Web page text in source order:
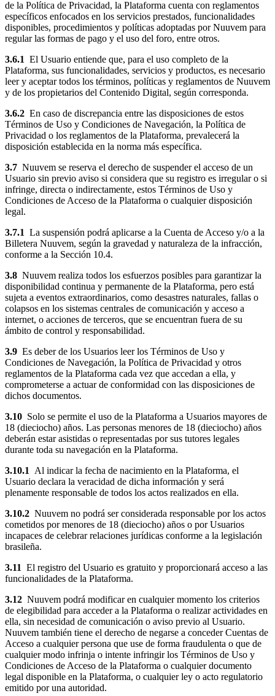
de la Política de Privacidad, la Plataforma cuenta con reglamentos
específicos enfocados en los servicios prestados, funcionalidades
disponibles, procedimientos y políticas adoptadas por Nuuvem para
regular las formas de pago y el uso del foro, entre otros.
3.6.1 El Usuario entiende que, para el uso completo de la
Plataforma, sus funcionalidades, servicios y productos, es necesario
leer y aceptar todos los términos, políticas y reglamentos de Nuuvem
y de los propietarios del Contenido Digital, según corresponda.
3.6.2 En caso de discrepancia entre las disposiciones de estos
Términos de Uso y Condiciones de Navegación, la Política de
Privacidad o los reglamentos de la Plataforma, prevalecerá la
disposición establecida en la norma más específica.
3.7 Nuuvem se reserva el derecho de suspender el acceso de un
Usuario sin previo aviso si considera que su registro es irregular o si
infringe, directa o indirectamente, estos Términos de Uso y
Condiciones de Acceso de la Plataforma o cualquier disposición
legal.
3.7.1 La suspensión podrá aplicarse a la Cuenta de Acceso y/o a la
Billetera Nuuvem, según la gravedad y naturaleza de la infracción,
conforme a la Sección 10.4.
3.8 Nuuvem realiza todos los esfuerzos posibles para garantizar la
disponibilidad continua y permanente de la Plataforma, pero está
sujeta a eventos extraordinarios, como desastres naturales, fallas o
colapsos en los sistemas centrales de comunicación y acceso a
internet, o acciones de terceros, que se encuentran fuera de su
ámbito de control y responsabilidad.
3.9 Es deber de los Usuarios leer los Términos de Uso y
Condiciones de Navegación, la Política de Privacidad y otros
reglamentos de la Plataforma cada vez que accedan a ella, y
comprometerse a actuar de conformidad con las disposiciones de
dichos documentos.
3.10 Solo se permite el uso de la Plataforma a Usuarios mayores de
18 (dieciocho) años. Las personas menores de 18 (dieciocho) años
deberán estar asistidas o representadas por sus tutores legales
durante toda su navegación en la Plataforma.
3.10.1
Al indicar la fecha de nacimiento en la Plataforma, el
Usuario declara la veracidad de dicha información y será
plenamente responsable de todos los actos realizados en ella.
3.10.2 Nuuvem no podrá ser considerada responsable por los actos
cometidos por menores de 18 (dieciocho) años o por Usuarios
incapaces de celebrar relaciones jurídicas conforme a la legislación
brasileña.
3.11 El registro del Usuario es gratuito y proporcionará acceso a las
funcionalidades de la Plataforma.
3.12 Nuuvem podrá modificar en cualquier momento los criterios
de elegibilidad para acceder a la Plataforma o realizar actividades en
ella, sin necesidad de comunicación o aviso previo al Usuario.
Nuuvem también tiene el derecho de negarse a conceder Cuentas de
Acceso a cualquier persona que use de forma fraudulenta o que de
cualquier modo infrinja o intente infringir los Términos de Uso y
Condiciones de Acceso de la Plataforma o cualquier documento
legal disponible en la Plataforma, o cualquier ley o acto regulatorio
emitido por una autoridad.